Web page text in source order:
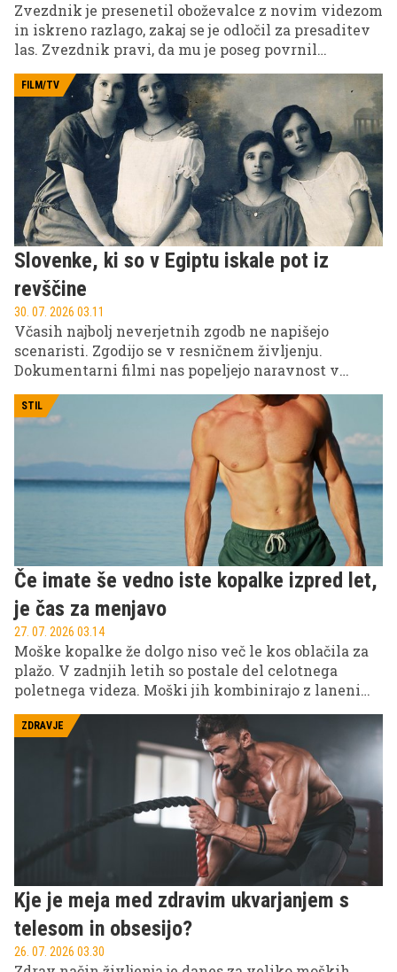
Zvezdnik je presenetil oboževalce z novim videzom
in iskreno razlago, zakaj se je odločil za presaditev
las. Zvezdnik pravi, da mu je poseg povrnil
samozavest, danes pa obžaluje le eno – da tega ni
storil že prej.
FILM/TV
Slovenke, ki so v Egiptu iskale pot iz
revščine
30. 07. 2026 03.11
Včasih najbolj neverjetnih zgodb ne napišejo
scenaristi. Zgodijo se v resničnem življenju.
Dokumentarni filmi nas popeljejo naravnost v
ljudi in odpirajo teme, ob katerih se je težko izogniti
vprašanju: Kako je to sploh mogoče? Zdaj si na vrsti
ti, da preveriš naš izbor dokumentarnih filmov in
nato skočiš na VOYO, kjer te čakajo še številne druge
zgodbe, vredne ogleda.
STIL
Če imate še vedno iste kopalke izpred let,
je čas za menjavo
27. 07. 2026 03.14
Moške kopalke že dolgo niso več le kos oblačila za
plažo. V zadnjih letih so postale del celotnega
poletnega videza. Moški jih kombinirajo z lanenimi
jih nosijo od jutranje kave ob morju do večernega
ZDRAVJE
Kje je meja med zdravim ukvarjanjem s
telesom in obsesijo?
26. 07. 2026 03.30